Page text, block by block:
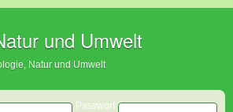
und Umwelt
Natur und Umwelt
Passwort